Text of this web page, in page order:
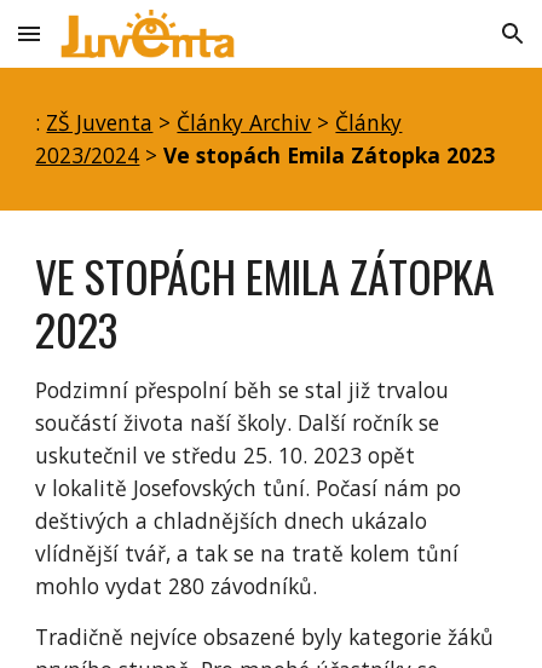
Skip to main content Skip to navigation
: ZŠ Juventa > Články Archiv > Články
2023/2024 >Ve stopách Emila Zátopka 2023
VE STOPÁCH EMILA ZÁTOPKA
2023
Podzimní přespolní běh se stal již trvalou
součástí života naší školy. Další ročník se
uskutečnil ve středu 25. 10. 2023 opět
v lokalitě Josefovských tůní. Počasí nám po
deštivých a chladnějších dnech ukázalo
vlídnější tvář, a tak se na tratě kolem tůní
mohlo vydat 280 závodníků.
Tradičně nejvíce obsazené byly kategorie žáků